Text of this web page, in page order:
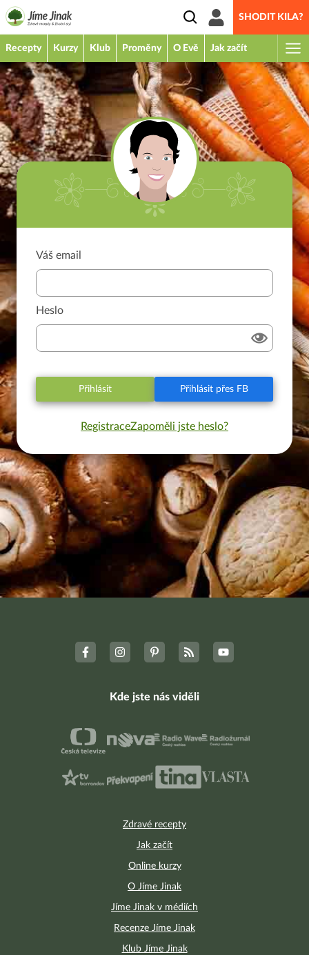
SHODIT KILA?
Recepty Kurzy Klub Proměny O Evě Jak začít
Váš email
Heslo
Přihlásit Přihlásit přes FB
RegistraceZapoměli jste heslo?
Zdravé recepty
Jak začít
Online kurzy
O Jíme Jinak
Jíme Jinak v médiích
Recenze Jíme Jinak
Klub Jíme Jinak
Kde jste nás viděli